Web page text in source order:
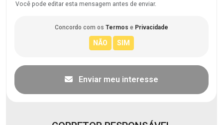
Você pode editar esta mensagem antes de enviar.
Concordo com os Termos e Privacidade
Enviar meu interesse